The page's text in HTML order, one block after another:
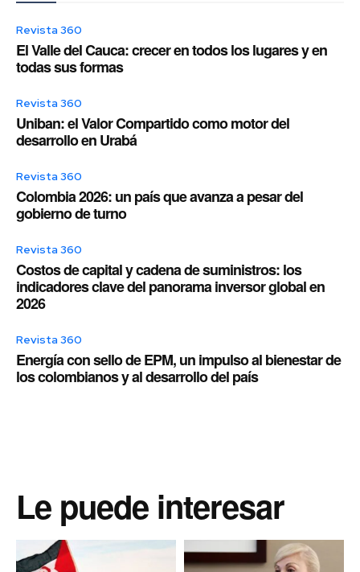
Revista 360
El Valle del Cauca: crecer en todos los lugares y en
todas sus formas
Revista 360
Uniban: el Valor Compartido como motor del
desarrollo en Urabá
Revista 360
Colombia 2026: un país que avanza a pesar del
gobierno de turno
Revista 360
Costos de capital y cadena de suministros: los
indicadores clave del panorama inversor global en
2026
Revista 360
Energía con sello de EPM, un impulso al bienestar de
los colombianos y al desarrollo del país
Le puede interesar